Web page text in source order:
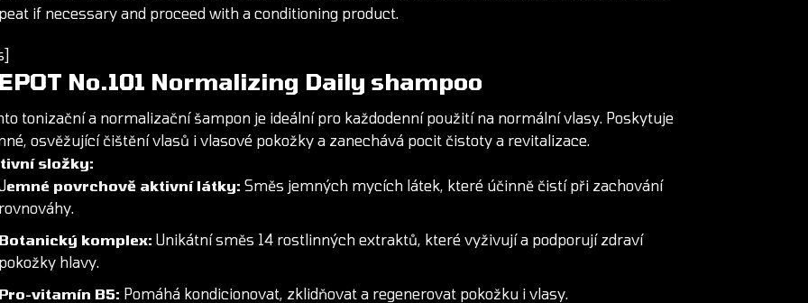
if necessary and proceed with a conditioning product.
No.101 Normalizing Daily shampoo
tonizační a normalizační šamponje ideální pro každodenní použití na normální vlasy. Poskytuje
osvěžující čištění vlasů i vlasové pokožky a zanechává pocit čistoty a revitalizace.
složky:
emné povrchově aktivní látky: Směs jemných mycích látek, které účinně čistí při zachování
rovnováhy.
Botanický komplex: Unikátní směs 14 rostlinných extraktů, které vyživují a podporují zdraví
pokožky hlavy.
Pro-vitamín B5: Pomáhá kondicionovat, zklidňovat a regenerovat pokožku i vlasy.